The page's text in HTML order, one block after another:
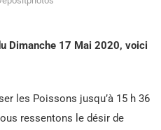
Dimanche 17 Mai 2020, voici
les Poissons jusqu’à 15 h 36
ressentons le désir de